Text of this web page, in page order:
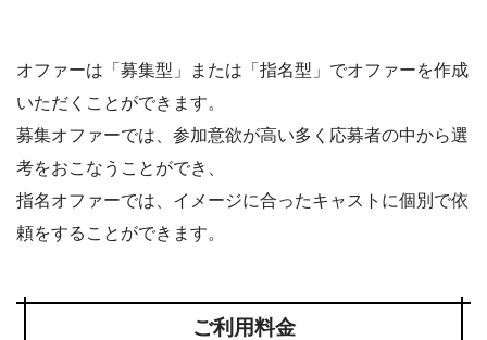
オファーは「募集型」または「指名型」でオファーを作成
いただくことができます。
募集オファーでは、参加意欲が高い多く応募者の中から選
考をおこなうことができ、
指名オファーでは、イメージに合ったキャストに個別で依
頼をすることができます。
ご利用料金